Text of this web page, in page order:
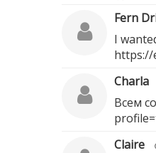
Fern
I
https://
Charla
Всем
Claire